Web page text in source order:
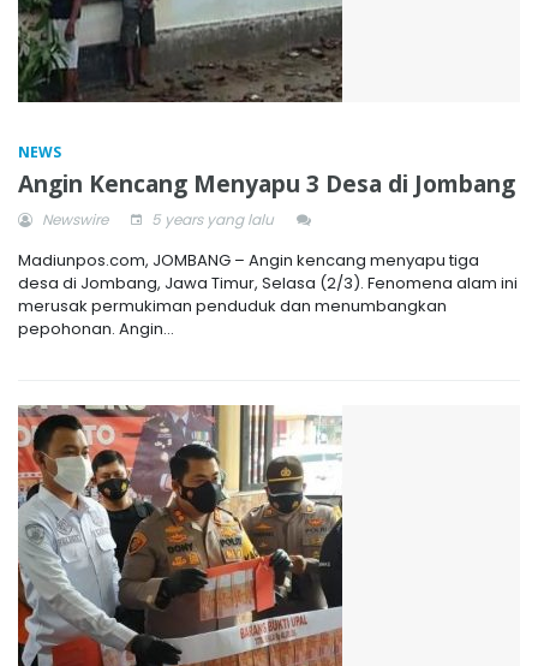
NEWS
Angin Kencang Menyapu 3 Desa di Jombang
Newswire 5 years yang lalu
Madiunpos.com, JOMBANG – Angin kencang menyapu tiga
desa di Jombang, Jawa Timur, Selasa (2/3). Fenomena alam ini
merusak permukiman penduduk dan menumbangkan
pepohonan. Angin...